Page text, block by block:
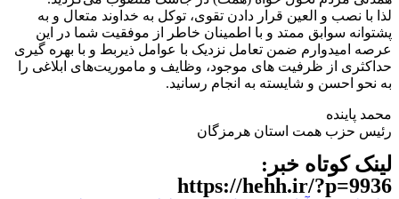
لذا با نصب و العین قرار دادن تقوی، توکل به خداوند متعال و به
پشتوانه سوابق ممتد و با اطمینان خاطر از موفقیت شما در این
عرصه امیدوارم ضمن تعامل نزدیک با عوامل ذیربط و با بهره گیری
حداکثری از ظرفیت های موجود، وظایف و ماموریت‌های ابلاغی را
به نحو احسن و شایسته به انجام رسانید.
محمد پاینده
رئیس حزب همت استان هرمزگان
لینک کوتاه خبر:
https://hehh.ir/?p=9936